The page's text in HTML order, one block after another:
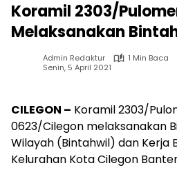
Koramil 2303/
Melaksanakan
Admin Redaktur
1 Min Baca
Senin, 5 April 2021
CILEGON – Koramil 2303/
0623/Cilegon melaksanakan
Wilayah (Bintahwil) dan Kerja
Kelurahan Kota Cilegon